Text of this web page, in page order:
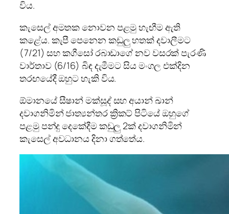
විය.
කැසෙල් අමතක නොවන පළමු හැඟීම ඇති
කළේය. කැපී පෙනෙන කඩුලු හතක් දවාලීමට
(7/21) සහ කගීසෝ රබාඩාගේ නව වසරක් පැරණි
වාර්තාව (6/16) බිඳ දැමීමට සිය මංගල එක්දින
තරඟයේදී ඔහුට හැකි විය.
ඕමානයේ සීෂාන් මක්සූද් සහ අයාන් ඛාන්
දවාගනිමින් ජාත්‍යන්තර ක්‍රිකට් පිටියේ ඔහුගේ
පළමු පන්දු දෙකේදීම කඩුලු 2ක් දවාගනිමින්
කැසෙල් අවධානය දිනා ගත්තේය.